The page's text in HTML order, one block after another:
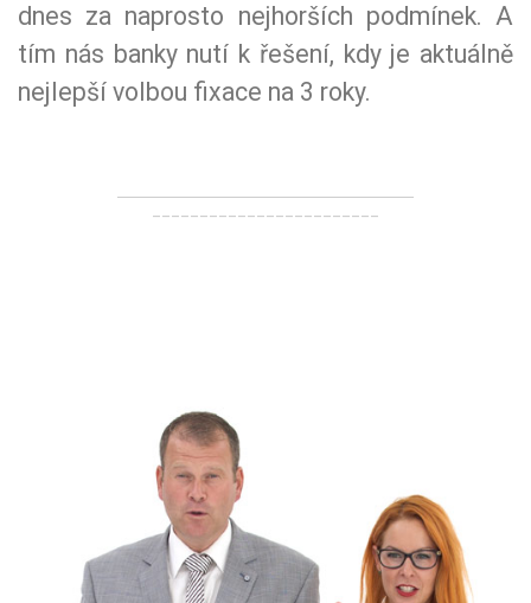
dnes za naprosto nejhorších podmínek. A
tím nás banky nutí k řešení, kdy je aktuálně
nejlepší volbou fixace na 3 roky.